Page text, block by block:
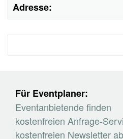
Adresse:
Für Eventplaner:
Eventanbietende finden
kostenfreien Anfrage-
kostenfreien Newsletter